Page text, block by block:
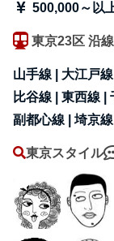
500,000～以
東京23区 沿
山手線 | 大江戸
比谷線 |東西線 |
副都心線 |埼京
東京スタイル